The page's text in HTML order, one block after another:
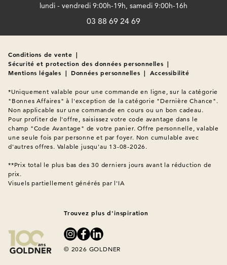
lundi - vendredi 9:00h-19h, samedi 9:00h-16h
03 88 69 24 69
Conditions de vente |
Sécurité et protection des données personnelles |
Mentions légales | Données personnelles | Accessibilité
*Uniquement valable pour une commande en ligne, sur la catégorie
"Bonnes Affaires" à l'exception de la catégorie "Dernière Chance".
Non applicable sur une commande en cours ou un bon cadeau.
Pour profiter de l'offre, saisissez votre code avantage dans le
champ "Code Avantage" de votre panier. Offre personnelle, valable
une seule fois par personne et par foyer. Non cumulable avec
d'autres offres. Valable jusqu'au 13-08-2026.
**Prix total le plus bas des 30 derniers jours avant la réduction de
Visuels partiellement générés par l'IA
Trouvez plus d'inspiration
© 2026 GOLDNER